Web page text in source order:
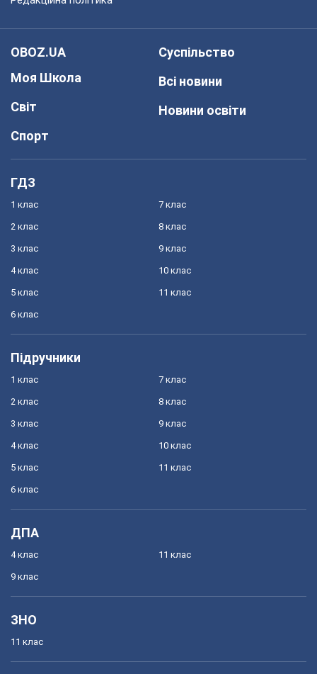
OBOZ.UA
Моя Школа
Світ
Спорт
Суспільство
Всі новини
Новини освіти
ГДЗ
1 клас
2 клас
3 клас
4 клас
5 клас
6 клас
7 клас
8 клас
9 клас
10 клас
11 клас
Підручники
1 клас
2 клас
3 клас
4 клас
5 клас
6 клас
7 клас
8 клас
9 клас
10 клас
11 клас
ДПА
4 клас
9 клас
11 клас
ЗНО
11 клас